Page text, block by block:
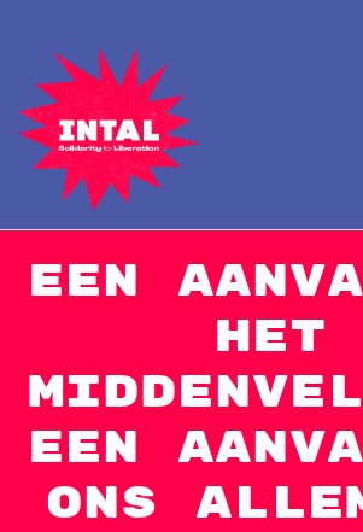
springen
Intal
Globalize Solidarity!
Een
het
een
ons